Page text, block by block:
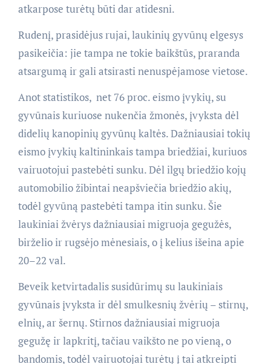
atkarpose turėtų būti dar atidesni.
Rudenį, prasidėjus rujai, laukinių gyvūnų elgesys
pasikeičia: jie tampa ne tokie baikštūs, praranda
atsargumą ir gali atsirasti nenuspėjamose vietose.
Anot statistikos, net 76 proc. eismo įvykių, su
gyvūnais kuriuose nukenčia žmonės, įvyksta dėl
didelių kanopinių gyvūnų kaltės. Dažniausiai tokių
eismo įvykių kaltininkais tampa briedžiai, kuriuos
vairuotojui pastebėti sunku. Dėl ilgų briedžio kojų
automobilio žibintai neapšviečia briedžio akių,
todėl gyvūną pastebėti tampa itin sunku. Šie
laukiniai žvėrys dažniausiai migruoja gegužės,
birželio ir rugsėjo mėnesiais, o į kelius išeina apie
20–22 val.
Beveik ketvirtadalis susidūrimų su laukiniais
gyvūnais įvyksta ir dėl smulkesnių žvėrių – stirnų,
elnių, ar šernų. Stirnos dažniausiai migruoja
gegužę ir lapkritį, tačiau vaikšto ne po vieną, o
bandomis, todėl vairuotojai turėtų į tai atkreipti